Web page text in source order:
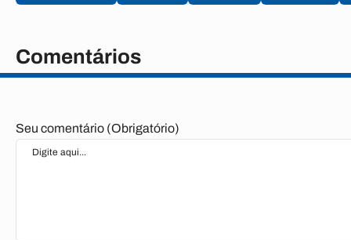
Comentários
Seu comentário (Obrigatório)